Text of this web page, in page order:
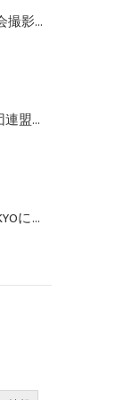
学会様 基礎講習会撮影の下見！
東京六大学応援団連盟第50回定期演奏会の撮影!!
京王アリーナTOKYOにて体育祭撮影！